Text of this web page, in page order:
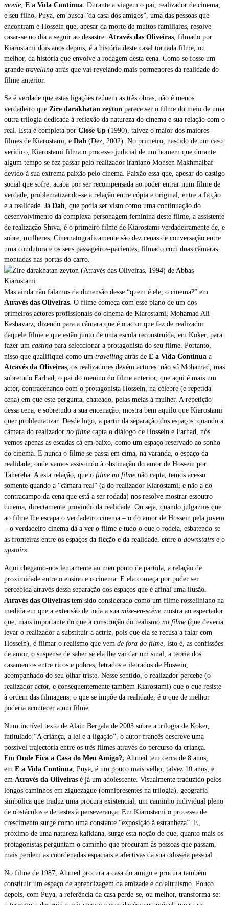
movie E a Vida Continua Durante a viagem o pai, realizador de cinema,
e seu filho, Puya, em busca “da casa dos amigos”, uma das pessoas que
encontram é Hossein que, apesar da morte de muitos familiares, resolve
casar-se no dia a seguir ao desastre. Através das Oliveiras , filmado por
Kiarostami dois anos depois, é a história deste casal tornada filme, ou
melhor, da história que envolve a rodagem desta cena. Como se fosse um
grande travelling atrás que vai revelando mais pormenores da realidade do
filme anterior.
Se é verdade que estas ligações reúnem as três obras, não é menos
verdadeiro que Zire darakhatan zeyton parece ser o filme do meio de uma
outra trilogia dedicada à reflexão da natureza do cinema e sua relação com o
real. Esta é completa por Close Up (1990), talvez o maior dos maiores
filmes de Kiarostami, e Dah (Dez, 2002). No primeiro, nascido de um caso
verídico, Kiarostami filma o processo judicial de um homem que durante
algum tempo se fez passar pelo realizador iraniano Mohsen Makhmalbaf
devido à sua extrema paixão pelo cinema. Paixão essa que, apesar do castigo
social que sofre, acaba por ser recompensada ao poder entrar num filme de
verdade, problematizando-se a relação entre cópia e original, entre a ficção
e a realidade. Já Dah , que podia ser visto como uma continuação do
desenvolvimento da complexa personagem feminina deste filme, a assistente
de realização Shiva, é o primeiro filme de Kiarostami verdadeiramente de, e
sobre, mulheres. Cinematograficamente são dez cenas de conversação entre
uma condutora e os seus passageiros-pacientes, filmado com duas câmaras
montadas nas portas do carro.
Mas ainda não falamos da dimensão desse “quem é ele, o cinema?” em
Através das Oliveiras . O filme começa com esse plano de um dos
primeiros actores profissionais do cinema de Kiarostami, Mohamad Ali
Keshavarz, dizendo para a câmara que é o actor que faz de realizador
daquele filme e que estão junto de uma escola reconstruída, em Koker, para
fazer um casting para seleccionar a protagonista do seu filme. Portanto,
nisso que qualifiquei como um travelling atrás de E a Vida Continua a
Através da Oliveiras , os realizadores devém actores: não só Mohamad, mas
sobretudo Farhad, o pai do menino do filme anterior, que aqui é mais um
actor, contracenando com o protagonista Hossein, na célebre (e repetida
cena) em que este pergunta, chateado, pelas meias à mulher. A repetição
dessa cena, e sobretudo a sua encenação, mostra bem aquilo que Kiarostami
quer problematizar. Desde logo, a partir da separação dos espaços: quando a
câmara do realizador no filme capta o diálogo de Hossein e Farhad, nós
vemos apenas as escadas cá em baixo, como um espaço reservado ao sonho
do cinema. E nunca o filme se passa em cima, na varanda, o espaço da
realidade, onde vamos assistindo à obstinação do amor de Hossein por
Tahereha. A esta relação, que o filme no filme não capta, temos acesso
somente quando a “câmara real” (a do realizador Kiarostami, e não a do
contracampo da cena que está a ser rodada) nos resolve mostrar essoutro
cinema, directamente provindo da realidade. Ou seja, quando julgamos que
ao filme lhe escapa o verdadeiro cinema – o do amor de Hossein pela jovem
– o verdadeiro cinema dá a ver o filme e tudo o que o rodeia, esbatendo-se
as fronteiras entre os espaços da ficção e da realidade, entre o downstairs e o
upstairs
Aqui chegamo-nos lentamente ao meu ponto de partida, a relação de
proximidade entre o ensino e o cinema. E ela começa por poder ser
percebida através dessa separação dos espaços que é afinal uma ilusão.
Através das Oliveiras tem sido considerado como um filme rosseliniano na
medida em que a extensão de toda a sua mise-en-scène mostra ao espectador
que, mais importante do que a construção do realismo no filme (que deveria
levar o realizador a substituir a actriz, pois que ela se recusa a falar com
Hossein), é filmar o realismo que vem de fora do filme , isto é, as confissões
de amor, o suspense de saber se ela lhe vai dar um sinal, a teoria dos
casamentos entre ricos e pobres, letrados e iletrados de Hossein,
acompanhado do seu olhar triste. Nesse sentido, o realizador percebe (o
realizador actor, e consequentemente também Kiarostami) que o que resiste
à ordem das filmagens, o que se impõe da realidade, é o que de melhor
poderia acontecer a um filme.
Num incrível texto de Alain Bergala de 2003 sobre a trilogia de Koker,
intitulado “A criança, a lei e a ligação”, o autor francês descreve uma
possível trajectória entre os três filmes através do percurso da criança.
Em Onde Fica a Casa do Meu Amigo?, Ahmed tem cerca de 8 anos,
em E a Vida Continua , Puya, é um pouco mais velho, talvez 10 anos, e
em Através da Oliveiras é já um adolescente. Visualmente traduzido pelos
longos caminhos em ziguezague (omnipresentes na trilogia), geografia
simbólica que traduz uma procura existencial, um caminho individual pleno
de obstáculos e de testes à perseverança. Em Kiarostami o processo de
crescimento surge como uma constante “exposição à estranheza”. E,
próximo de uma natureza kafkiana, surge esta noção de que, quanto mais os
protagonistas perguntam o caminho que procuram às pessoas que passam,
mais perdem as coordenadas espaciais e afectivas da sua odisseia pessoal.
No filme de 1987, Ahmed procura a casa do amigo e procura também
constituir um espaço de aprendizagem da amizade e do altruísmo. Pouco
depois, com Puya, a referência da casa perde-se, ou melhor, transforma-se: